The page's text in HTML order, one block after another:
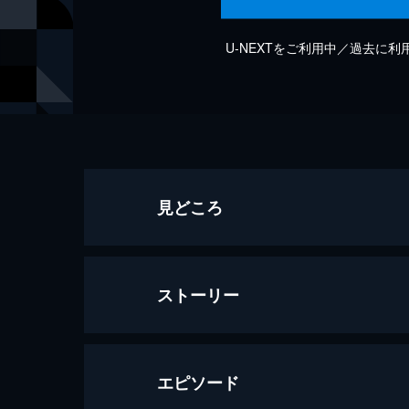
U-NEXTをご利用中／過去に利
見どころ
ストーリー
エピソード